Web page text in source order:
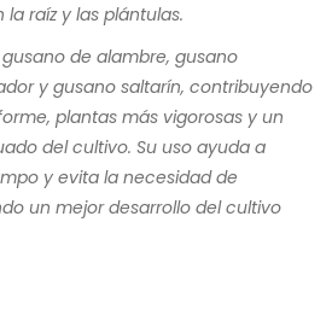
raíz y las plántulas.
de alambre, gusano
y gusano saltarín, contribuyendo
plantas más vigorosas y un
del cultivo. Su uso ayuda a
y evita la necesidad de
un mejor desarrollo del cultivo